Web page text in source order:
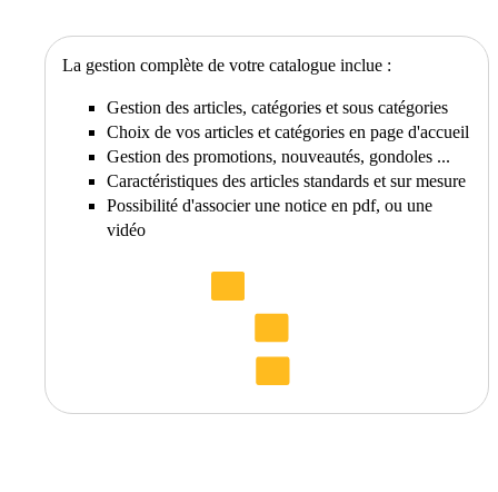
La gestion complète de votre catalogue inclue :
Gestion des articles, catégories et sous catégories
Choix de vos articles et catégories en page d'accueil
Gestion des promotions, nouveautés, gondoles ...
Caractéristiques des articles standards et sur mesure
Possibilité d'associer une notice en pdf, ou une
vidéo